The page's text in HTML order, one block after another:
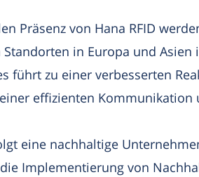
Präsenz von Hana RFID
in Europa und
führt zu einer verbesserten
effizienten Kommunikation
eine nachhaltige
Implementierung von